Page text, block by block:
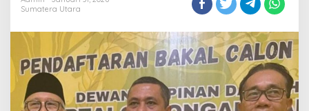
Sumatera Utara